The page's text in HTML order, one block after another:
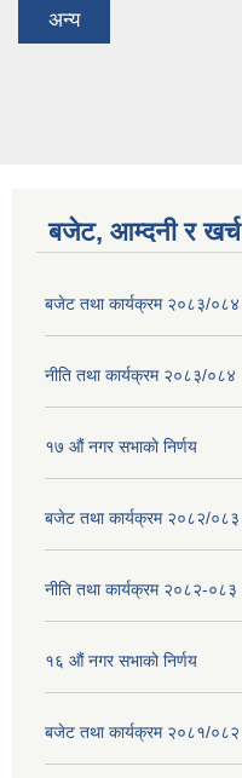
अन्य
बजेट, आम्दनी र खर्च
बजेट तथा कार्यक्रम २०८३/०८४
नीति तथा कार्यक्रम २०८३/०८४
१७ ‌‍औं नगर सभाकाे निर्णय
बजेट तथा कार्यक्रम २०८२/०८३
नीति तथा कार्यक्रम २०८२-०८३
१६ ‌औं नगर सभाकाे निर्णय
बजेट तथा कार्यक्रम २०८१/०८२